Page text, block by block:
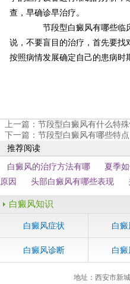
查，早确诊早治疗。
节段型白癜风有哪些临
说，不要盲目的治疗，首先要找
按照病情发展确定自己的患病时
上一篇： 节段型白癜风有什么特
下一篇： 节段型白癜风有哪些特点
推荐阅读
白癜风的治疗方法有哪
夏季
原因
头部白癜风有哪些表现
白癜风知识
白癜风症状 白癜
白癜风诊断 白
地址：西安市新